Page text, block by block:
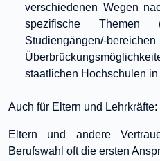
verschiedenen Wegen
spezifische Themen
staatlichen Hochschulen
Auch für Eltern und Lehrkräfte:
Eltern und andere
Berufswahl oft die ersten